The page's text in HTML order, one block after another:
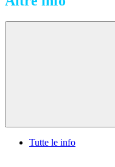
Tutte le info